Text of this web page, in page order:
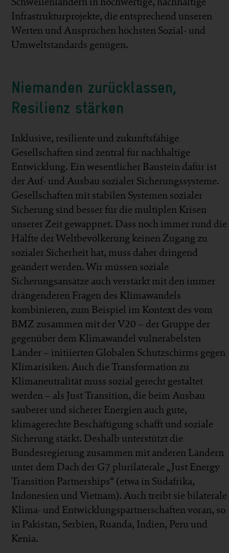
Infrastrukturprojekte, die entsprechend unseren
Werten und Ansprüchen höchsten Sozial- und
Umweltstandards genügen.
Niemanden zurücklassen,
Resilienz stärken
Inklusive, resiliente und zukunftsfähige
Gesellschaften sind zentral für nachhaltige
Entwicklung. Ein wesentlicher Baustein dafür ist
der Auf- und Ausbau sozialer Sicherungssysteme.
Gesellschaften mit stabilen Systemen sozialer
Sicherung sind besser für die multiplen Krisen
unserer Zeit gewappnet. Dass noch immer rund die
Hälfte der Weltbevölkerung keinen Zugang zu
sozialer Sicherheit hat, muss daher dringend
geändert werden. Wir müssen soziale
Sicherungsansätze auch verstärkt mit den immer
drängenderen Fragen des Klimawandels
kombinieren, zum Beispiel im Kontext des vom
BMZ zusammen mit der V20 – der Gruppe der
gegenüber dem Klimawandel vulnerabelsten
Länder – initiierten Globalen Schutzschirms gegen
Klimarisiken. Auch die Transformation zu
Klimaneutralität muss sozial gerecht gestaltet
werden – als Just Transition, die beim Ausbau
sauberer und sicherer Energien auch gute,
klimagerechte Beschäftigung schafft und soziale
Sicherung stärkt. Deshalb unterstützt die
Bundesregierung zusammen mit anderen Ländern
unter dem Dach der G7 plurilaterale „Just Energy
Transition Partnerships“ (etwa in Südafrika,
Indonesien und Vietnam). Auch treibt sie bilaterale
Klima- und Entwicklungspartnerschaften voran, so
in Pakistan, Serbien, Ruanda, Indien, Peru und
Kenia.